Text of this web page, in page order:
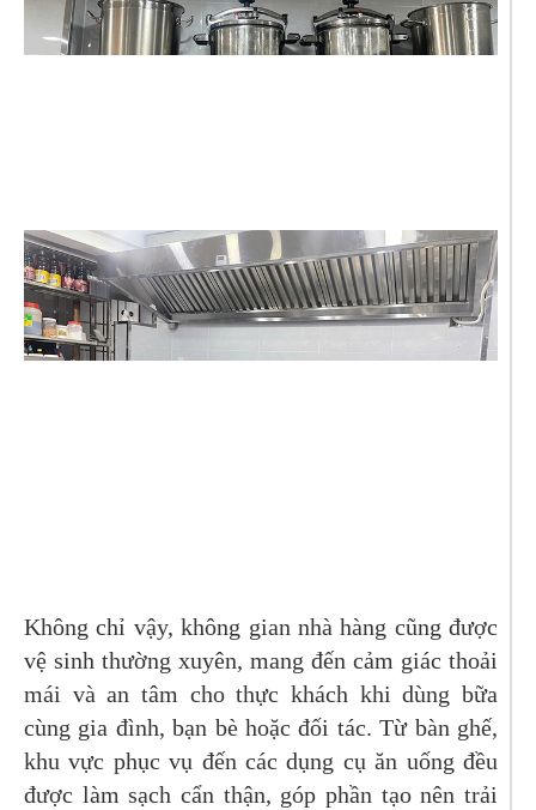
Không chỉ vậy, không gian nhà hàng cũng được
vệ sinh thường xuyên, mang đến cảm giác thoải
mái và an tâm cho thực khách khi dùng bữa
cùng gia đình, bạn bè hoặc đối tác. Từ bàn ghế,
khu vực phục vụ đến các dụng cụ ăn uống đều
được làm sạch cẩn thận, góp phần tạo nên trải